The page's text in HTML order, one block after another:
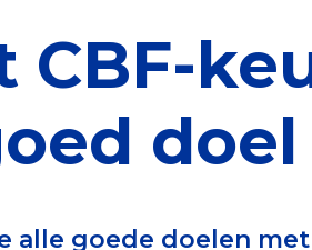
aanvragen
CBF-Erkenning
CBF-
doel
alle goede doelen